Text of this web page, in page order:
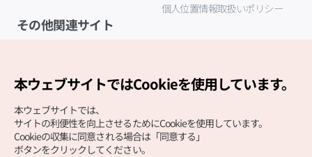
個人位置情報取扱いポリシー
その他関連サイト
本ウェブサイトではCookieを使用しています。
本ウェブサイトでは、
サイトの利便性を向上させるためにCookieを使用しています。
Cookieの収集に同意される場合は「同意する」
ボタンをクリックしてください。